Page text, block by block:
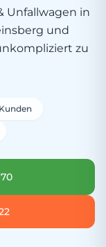
Unfallwagen in
und
zu